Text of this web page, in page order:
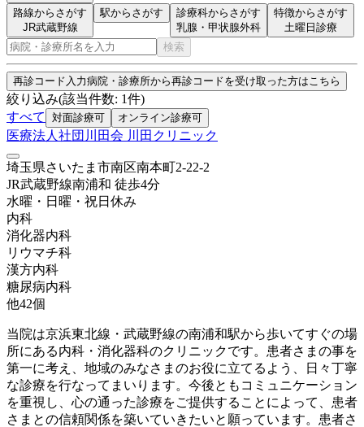
路線からさがす
JR武蔵野線
駅からさがす
診療科からさがす
乳腺・甲状腺外科
特徴からさがす
土曜日診療
検索
再診コード入力病院・診療所から再診コードを受け取った方はこちら
絞り込み(該当件数: 1件)
すべて
対面診療可 オンライン診療可
医療法人社団川田会 川田クリニック
埼玉県さいたま市南区南本町2-22-2
JR武蔵野線南浦和 徒歩4分
水曜・日曜・祝日 休み
内科
消化器内科
リウマチ科
漢方内科
糖尿病内科
他42個
当院は京浜東北線・武蔵野線の南浦和駅から歩いてすぐの場
所にある内科・消化器科のクリニックです。患者さまの事を
第一に考え、地域のみなさまのお役に立てるよう、日々丁寧
な診療を行なってまいります。今後ともコミュニケーション
を重視し、心の通った診療をご提供することによって、患者
さまとの信頼関係を築いていきたいと願っています。患者さ